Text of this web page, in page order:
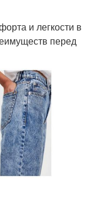
и легкости в
перед